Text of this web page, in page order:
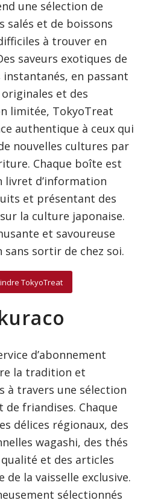
une sélection de
salés et de boissons
à trouver en
saveurs exotiques de
instantanés, en passant
et des
limitée, TokyoTreat
authentique à ceux qui
nouvelles cultures par
Chaque boîte est
livret d’information
et présentant des
la culture japonaise.
et savoureuse
sans sortir de chez soi.
TokyoTreat
d’abonnement
la tradition et
à travers une sélection
de friandises. Chaque
délices régionaux, des
wagashi, des thés
et des articles
de la vaisselle exclusive.
sélectionnés